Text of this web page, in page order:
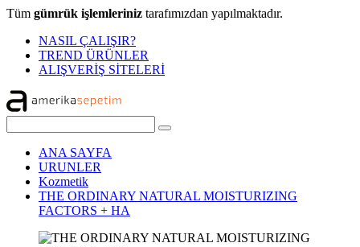
Tüm gümrük işlemleriniz tarafımızdan yapılmaktadır.
NASIL ÇALIŞIR?
TREND ÜRÜNLER
ALIŞVERİŞ SİTELERİ
ANA SAYFA
URUNLER
Kozmetik
THE ORDINARY NATURAL MOISTURIZING
FACTORS + HA